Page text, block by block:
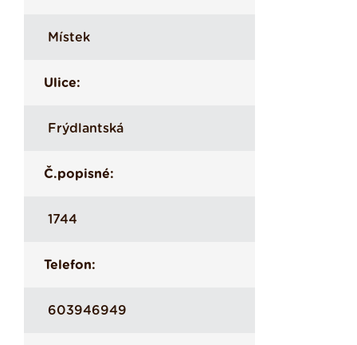
Místek
Ulice:
Frýdlantská
Č.popisné:
1744
Telefon:
603946949